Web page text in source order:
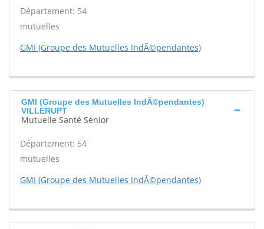
Département: 54
mutuelles
GMI (Groupe des Mutuelles IndÃ©pendantes)
GMI (Groupe des Mutuelles IndÃ©pendantes)
VILLERUPT
Mutuelle Santé Sénior
Département: 54
mutuelles
GMI (Groupe des Mutuelles IndÃ©pendantes)